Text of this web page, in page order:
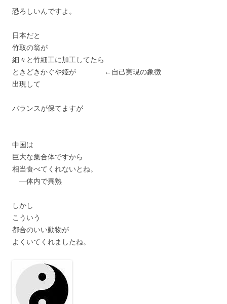
恐ろしいんですよ。
日本だと
竹取の翁が
細々と竹細工に加工してたら
ときどきかぐや姫が ←自己実現の象徴
出現して
バランスが保てますが
中国は
巨大な集合体ですから
相当食べてくれないとね。
―体内で異熟
しかし
こういう
都合のいい動物が
よくいてくれましたね。